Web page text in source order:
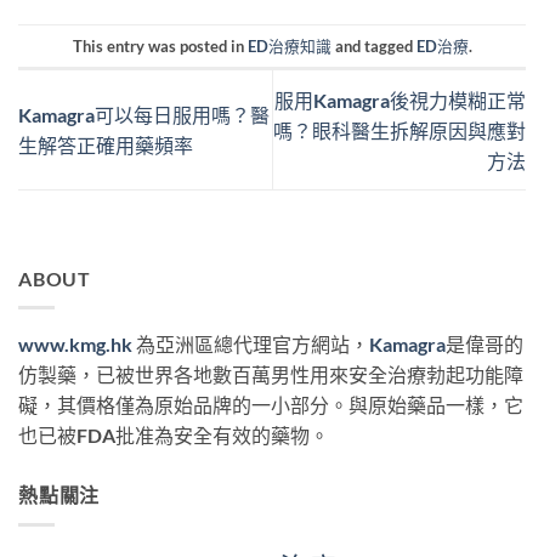
This entry was posted in ED治療知識 and tagged ED治療.
Kamagra可以每日服用嗎？醫
生解答正確用藥頻率
服用Kamagra後視力模糊正常
嗎？眼科醫生拆解原因與應對
方法
ABOUT
www.kmg.hk為亞洲區總代理官方網站， Kamagra是偉哥的
仿製藥，已被世界各地數百萬男性用來安全治療勃起功能障
礙，其價格僅為原始品牌的一小部分。與原始藥品一樣，它
也已被FDA批准為安全有效的藥物。
熱點關注